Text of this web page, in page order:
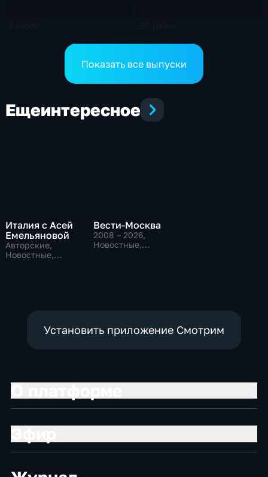
Показать все выпуски
Ещеинтересное
Италия с Асей
Емельяновой
Авторские,
Новостные,
Вести-Москва
2008 – 2026,
Новостные,
Установить приложение Смотрим